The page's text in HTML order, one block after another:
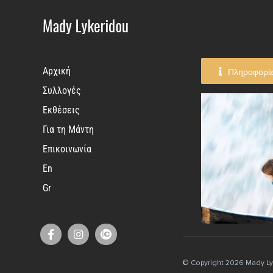
Αρχική
Συλλογές
Εκθέσεις
Για τη Μάντη
Επικοινωνία
En
Gr
© Copyright 2026 Mady